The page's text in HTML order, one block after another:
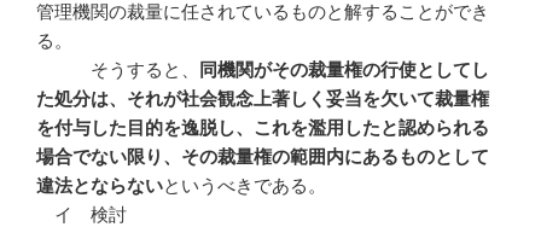
管理機関の裁量に任されているものと解することができ
る。
そうすると、
同機関がその裁量権の行使としてし
た処分は、それが社会観念上著しく妥当を欠いて裁量権
を付与した目的を逸脱し、これを濫用したと認められる
場合でない限り、その裁量権の範囲内にあるものとして
違法とならないというべきである。
イ 検討